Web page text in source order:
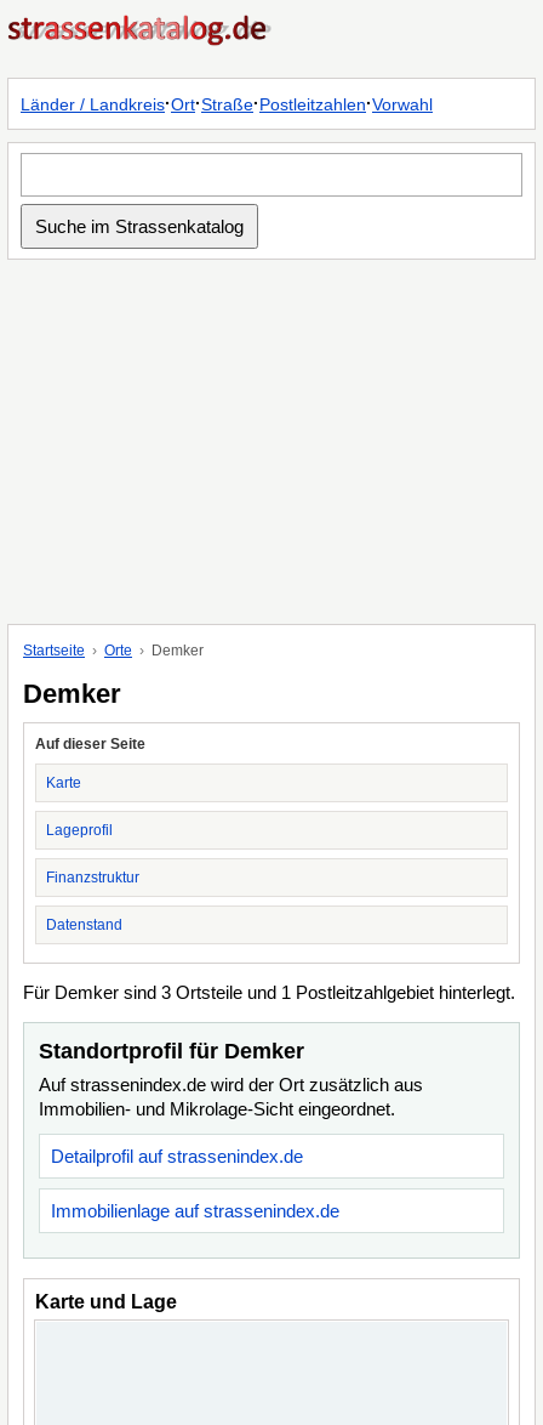
Länder / Landkreis·Ort·Straße·Postleitzahlen·Vorwahl
Startseite Orte Demker
Demker
Auf dieser Seite
Karte
Lageprofil
Finanzstruktur
Datenstand
Für Demker sind 3 Ortsteile und 1 Postleitzahlgebiet hinterlegt.
Standortprofil für Demker
Auf strassenindex.de wird der Ort zusätzlich aus
Immobilien- und Mikrolage-Sicht eingeordnet.
Detailprofil auf strassenindex.de
Immobilienlage auf strassenindex.de
Karte und Lage